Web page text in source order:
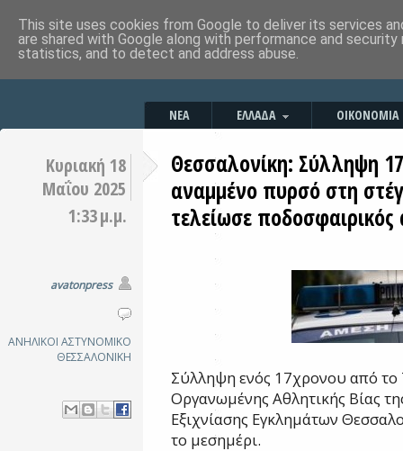
ΝΕΑ ΕΛΛΑΔΑ ΟΙΚΟΝΟΜΙΑ
Κυριακή 18
Μαΐου 2025
1:33 μ.μ.
avatonpress
ΑΝΗΛΙΚΟΙ ΑΣΤΥΝΟΜΙΚΟ
ΘΕΣΣΑΛΟΝΙΚΗ
Θεσσαλονίκη: Σύλληψη
αναμμένο πυρσό στη
τελείωσε
Σύλληψη ενός 17χρονου από
Οργανωμένης Αθλητικής Βίας
Εξιχνίασης Εγκλημάτων
το μεσημέρι.
This site uses cookies from Google to deliver its services
are shared with Google along with performance and
statistics, and to detect and address abuse.